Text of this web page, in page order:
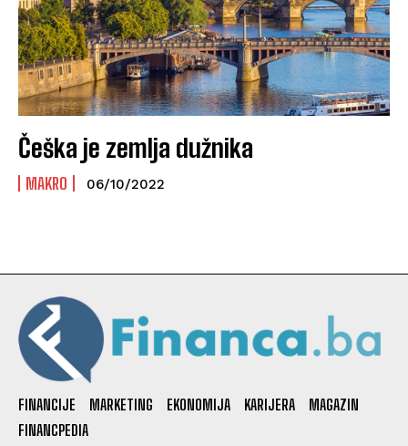
Češka je zemlja dužnika
MAKRO 06/10/2022
FINANCIJE MARKETING EKONOMIJA KARIJERA
MAGAZIN
FINANCPEDIA